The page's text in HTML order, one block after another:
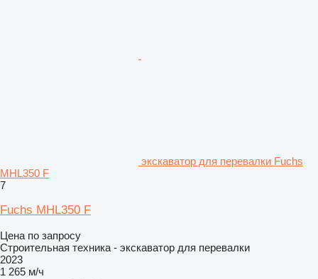
экскаватор для перевалки Fuchs
MHL350 F
7
Fuchs MHL350 F
Цена по запросу
Строительная техника - экскаватор для перевалки
2023
1 265 м/ч